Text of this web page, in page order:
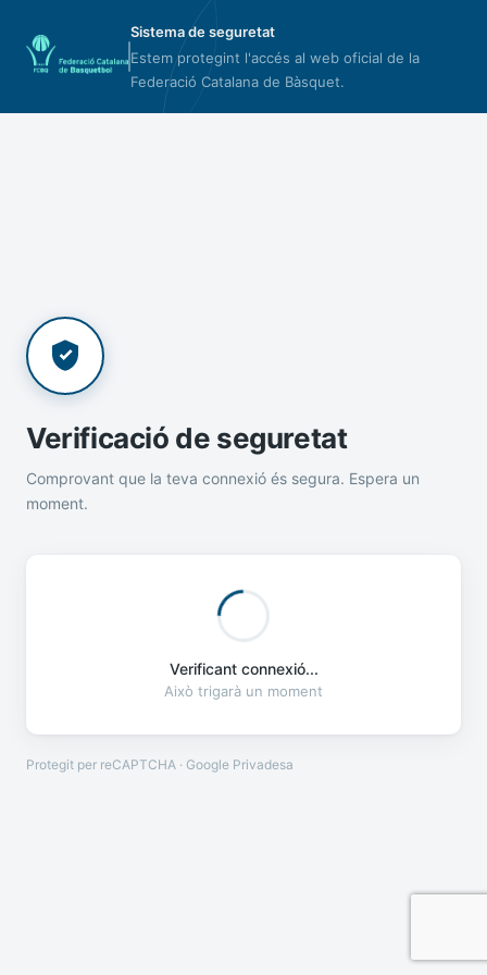
Sistema de seguretat
Estem protegint l'accés al web oficial de la
Federació Catalana de Bàsquet.
Verificació de seguretat
Comprovant que la teva connexió és segura. Espera un
moment.
Verificant connexió...
Això trigarà un moment
Protegit per reCAPTCHA · Google Privadesa